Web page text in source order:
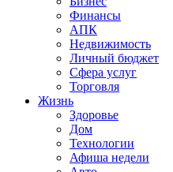
Финансы
АПК
Недвижимость
Личный бюджет
Сфера услуг
Торговля
Жизнь
Здоровье
Дом
Технологии
Афиша недели